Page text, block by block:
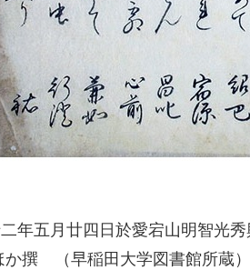
年五月廿四日於愛宕山明智光
か撰 （早稲田大学図書館所蔵）